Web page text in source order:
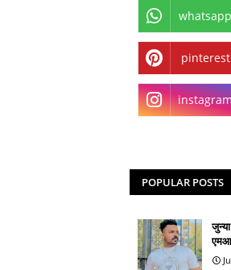
whatsapp
pinterest
POPULAR POSTS